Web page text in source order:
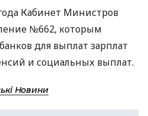
Кабинет Министров
№662, которым
для выплат зарплат
и социальных выплат.
Новини